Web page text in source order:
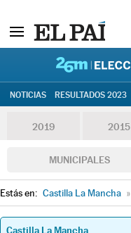
NOTICIAS RESULTADOS 2023
2019 2015
MUNICIPALES
Estás en: Castilla La Mancha »